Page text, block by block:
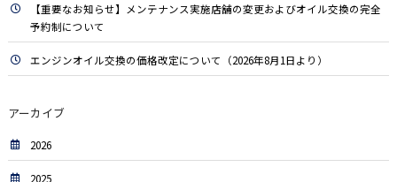
【重要なお知らせ】メンテナンス実施店舗の変更およびオイル交換の完全
予約制について
エンジンオイル交換の価格改定について（2026年8月1日より）
アーカイブ
2026
2025